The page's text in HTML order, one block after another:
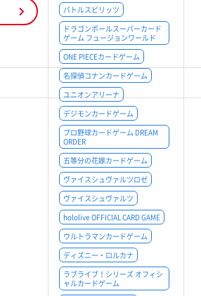
バトルスピリッツ
ドラゴンボールスーパーカード
ゲーム フュージョンワールド
ONE PIECEカードゲーム
名探偵コナンカードゲーム
ユニオンアリーナ
デジモンカードゲーム
プロ野球カードゲーム DREAM
ORDER
五等分の花嫁カードゲーム
ヴァイスシュヴァルツロゼ
ヴァイスシュヴァルツ
hololive OFFICIAL CARD GAME
ウルトラマンカードゲーム
ディズニー・ロルカナ
ラブライブ！シリーズ オフィシ
ャルカードゲーム
【hololive OFFICIAL